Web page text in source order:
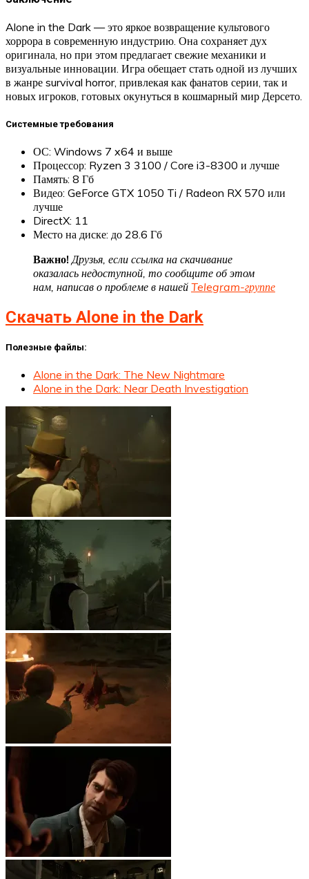
Alone in the Dark — это яркое возвращение культового
хоррора в современную индустрию. Она сохраняет дух
оригинала, но при этом предлагает свежие механики и
визуальные инновации. Игра обещает стать одной из лучших
в жанре survival horror, привлекая как фанатов серии, так и
новых игроков, готовых окунуться в кошмарный мир Дерсето.
Системные требования
ОС: Windows 7 x64 и выше
Процессор: Ryzen 3 3100 / Core i3-8300 и лучше
Память: 8 Гб
Видео: GeForce GTX 1050 Ti / Radeon RX 570 или
лучше
DirectX: 11
Место на диске: до 28.6 Гб
Важно! Друзья, если ссылка на скачивание
оказалась недоступной, то сообщите об этом
нам, написав о проблеме в нашей Telegram-группе
Скачать Alone in the Dark
Полезные файлы:
Alone in the Dark: The New Nightmare
Alone in the Dark: Near Death Investigation